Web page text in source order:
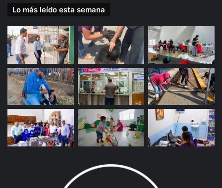
Lo más leído esta semana